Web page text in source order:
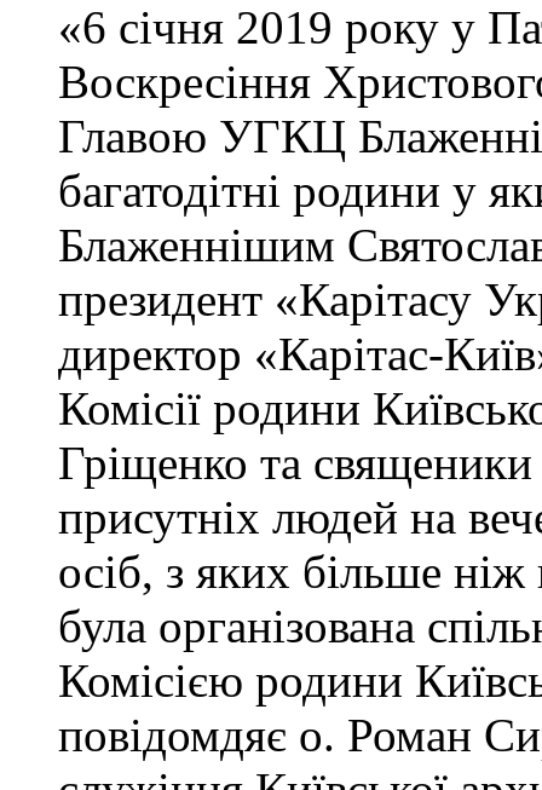
«6 січня 2019 року у
Воскресіння
Главою УГКЦ
багатодітні родини у
Блаженнішим
президент «Карітасу
директор «Карітас-
Комісії родини
Гріщенко та священики
присутніх людей на
осіб, з яких більше
була організована
Комісією родини
повідомдяє о. Роман